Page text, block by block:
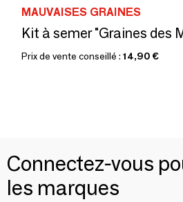
MAUVAISES GRAINES
Kit à semer "Graines des
Prix de vente conseillé : 14,90 €
Connectez-vous
les marques